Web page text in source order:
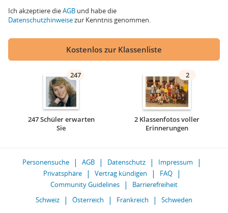
Ich akzeptiere dieAGB und habe die
Datenschutzhinweisezur Kenntnis genommen.
Kostenlos zur Klassenliste
247
247 Schüler erwarten
Sie
2
2 Klassenfotos voller
Erinnerungen
Personensuche AGB Datenschutz
Impressum
Privatsphäre
Vertrag kündigen
FAQ
Community Guidelines
Barrierefreiheit
Schweiz
Österreich Frankreich Schweden